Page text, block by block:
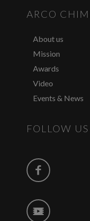
ARCO
About us
Mission
Awards
Video
Events & News
FOLLOW US